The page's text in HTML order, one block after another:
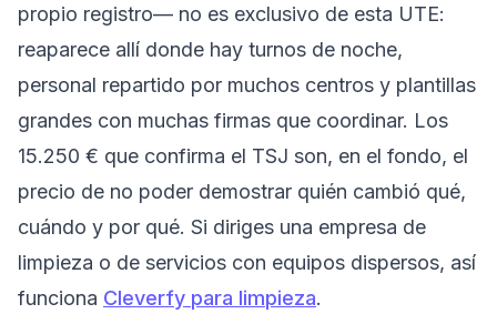
propio registro— no es exclusivo de esta UTE:
reaparece allí donde hay turnos de noche,
personal repartido por muchos centros y plantillas
grandes con muchas firmas que coordinar. Los
15.250 € que confirma el TSJ son, en el fondo, el
precio de no poder demostrar quién cambió qué,
cuándo y por qué. Si diriges una empresa de
limpieza o de servicios con equipos dispersos, así
funciona Cleverfy para limpieza.